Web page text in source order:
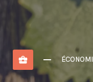
business_center